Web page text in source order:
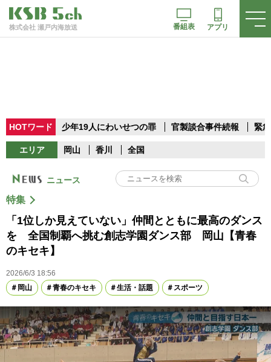
株式会社 瀬戸内海放送 番組表 アプリ
HOTワード 少年19人にわいせつの罪 官製談合事件続報 緊
エリア 岡山 香川 全国
ニュース
特集
「1位しか見えていない」仲間とともに最高のダンス
を 全国制覇へ挑む創志学園ダンス部 岡山【青春
のキセキ】
2026/6/3 18:56
岡山
青春のキセキ 生活・話題 スポーツ